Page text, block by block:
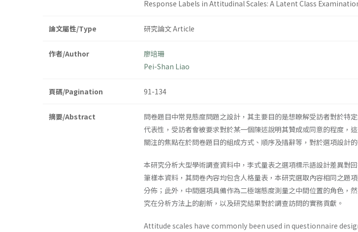
Response Labels in Attitudinal Scales: A Latent Class
論文屬性/Type 研究論文 Article
作者/Author
廖培珊
Pei-Shan Liao
頁碼/Pagination 91-134
摘要/Abstract
問卷題目中常見態度問題之設計，其主要目的是想瞭解受訪者對於
代表性，受訪者會被要求對於某一個陳述說明其贊成或同意的程度，
關注的焦點在於問卷題目的組成方式、順序及措辭等，對於選項設計
本研究分析大型學術調查資料中，李式量表之選項標示語設計差異對
筆樣本資料，其問卷內容均包含人格量表，本研究選取內容相同之題
分佈；此外，中間選項具備作為二極端態度測量之中間位置的角色，
究在分析方法上的創新，以及研究結果對於調查訪問的實務貢獻。
Attitude scales have commonly been used in questionnaire